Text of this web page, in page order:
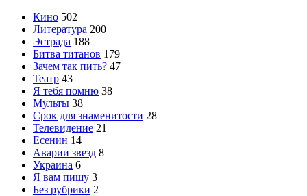
Кино 502
Литература 200
Эстрада 188
Битва титанов 179
Зачем так пить? 47
Театр 43
Я тебя помню 38
Мульты 38
Срок для знаменитости 28
Телевидение 21
Есенин 14
Аварии звезд 8
Украина 6
Я вам пишу 3
Без рубрики 2